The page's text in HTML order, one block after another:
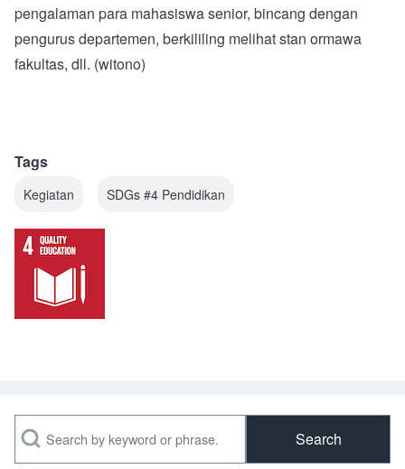
pengalaman para mahasiswa senior, bincang dengan
pengurus departemen, berkililing melihat stan ormawa
fakultas, dll. (witono)
Tags
Kegiatan SDGs #4 Pendidikan
Search